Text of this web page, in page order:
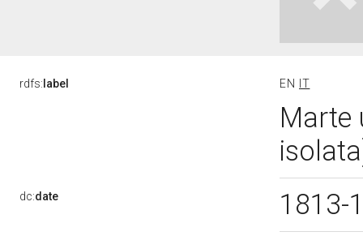
rdfs: label EN IT
Marte
dc:date 1813-